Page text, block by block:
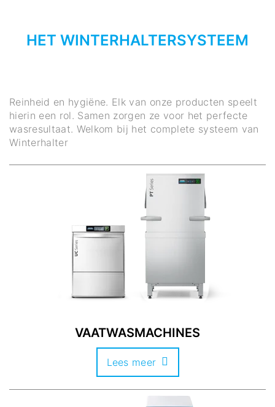
HET WINTERHALTERSYSTEEM
Reinheid en hygiëne. Elk van onze producten speelt
hierin een rol. Samen zorgen ze voor het perfecte
wasresultaat. Welkom bij het complete systeem van
Winterhalter
VAATWASMACHINES
Lees meer